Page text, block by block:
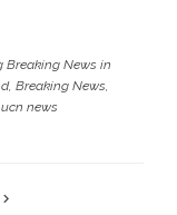
Breaking News in
, Breaking News,
news